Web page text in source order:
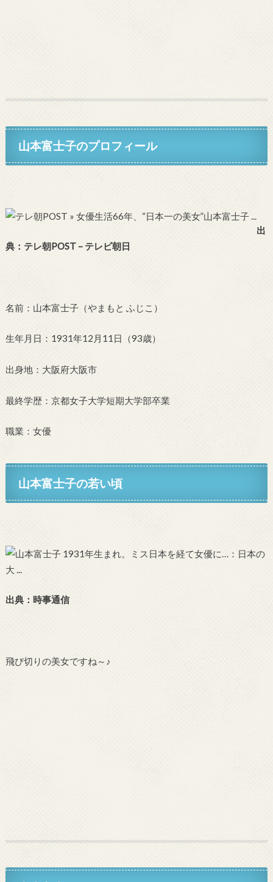
山本富士子のプロフィール
出
典：テレ朝POST – テレビ朝日
名前：山本富士子（やまもと ふじこ）
生年月日：1931年12月11日（93歳）
出身地：大阪府大阪市
最終学歴：京都女子大学短期大学部卒業
職業：女優
山本富士子の若い頃
出典：時事通信
飛び切りの美女ですね～♪